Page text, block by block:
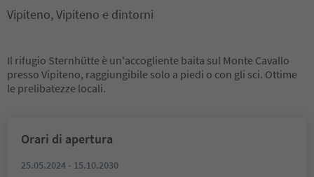
Vipiteno, Vipiteno e dintorni
Il rifugio Sternhütte è un'accogliente baita sul Monte Cavallo
presso Vipiteno, raggiungibile solo a piedi o con gli sci. Ottime
le prelibatezze locali.
Orari di apertura
25.05.2024 - 15.10.2030